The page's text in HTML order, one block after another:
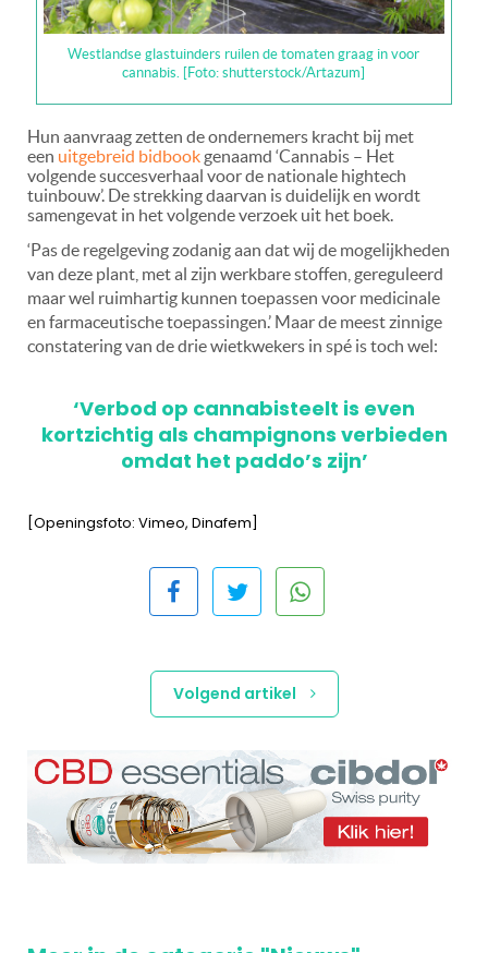
Westlandse glastuinders ruilen de tomaten graag in voor
cannabis. [Foto: shutterstock/Artazum]
Hun aanvraag zetten de ondernemers kracht bij met
een uitgebreid bidbook genaamd ‘Cannabis – Het
volgende succesverhaal voor de nationale hightech
tuinbouw’. De strekking daarvan is duidelijk en wordt
samengevat in het volgende verzoek uit het boek.
‘Pas de regelgeving zodanig aan dat wij de mogelijkheden
van deze plant, met al zijn werkbare stoffen, gereguleerd
maar wel ruimhartig kunnen toepassen voor medicinale
en farmaceutische toepassingen.’ Maar de meest zinnige
constatering van de drie wietkwekers in spé is toch wel:
‘Verbod op cannabisteelt is even
kortzichtig als champignons verbieden
omdat het paddo’s zijn’
[Openingsfoto: Vimeo, Dinafem]
Volgend artikel